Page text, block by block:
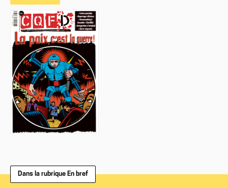
Dans la rubrique En bref